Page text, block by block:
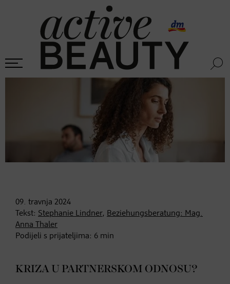
09. travnja 2024
Tekst: Stephanie Lindner, Beziehungsberatung: Mag.
Anna Thaler
Podijeli s prijateljima: 6 min
KRIZA U PARTNERSKOM ODNOSU?